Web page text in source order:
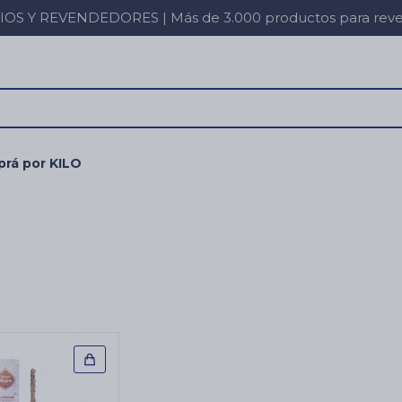
Y REVENDEDORES | Más de 3.000 productos para
por KILO